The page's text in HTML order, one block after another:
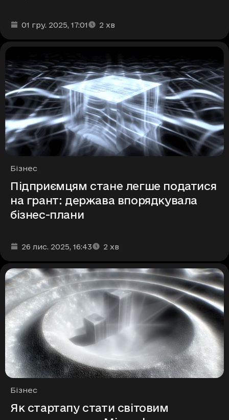
Дата та час публікації:
01 гру. 2025, 17:01
Час читання: 2 хв
Рубрики
Бізнес
Підприємцям стане легше податися
на грант: держава впорядкувала
бізнес-плани
Дата та час публікації
26 лис. 2025, 16:43
Час читання: 2 хв
Рубрики
Бізнес
Як стартапу стати світовим